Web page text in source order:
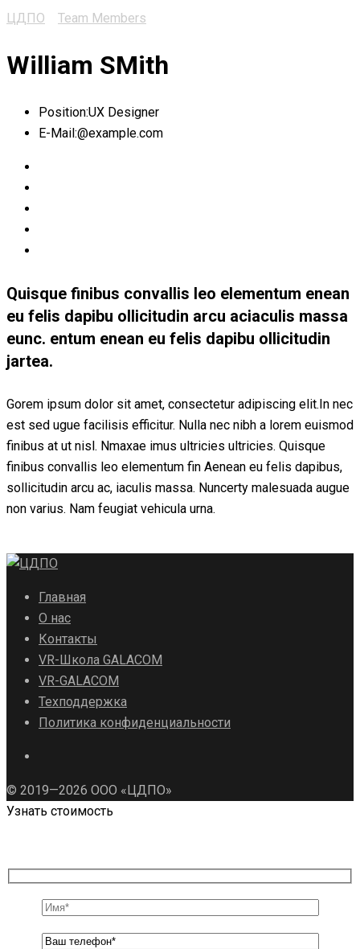
ЦДПО Team Members
William SMith
Position:UX Designer
E-Mail:@example.com
Quisque finibus convallis leo elementum enean
eu felis dapibu ollicitudin arcu aciaculis massa
eunc. entum enean eu felis dapibu ollicitudin
jartea.
Gorem ipsum dolor sit amet, consectetur adipiscing elit.In nec
est sed ugue facilisis efficitur. Nulla nec nibh a lorem euismod
finibus at ut nisl. Nmaxae imus ultricies ultricies. Quisque
finibus convallis leo elementum fin Aenean eu felis dapibus,
sollicitudin arcu ac, iaculis massa. Nuncerty malesuada augue
non varius. Nam feugiat vehicula urna.
Главная
О нас
Контакты
VR-Школа GALACOM
VR-GALACOM
Техподдержка
Политика конфиденциальности
© 2019—2026 ООО «ЦДПО»
Узнать стоимость